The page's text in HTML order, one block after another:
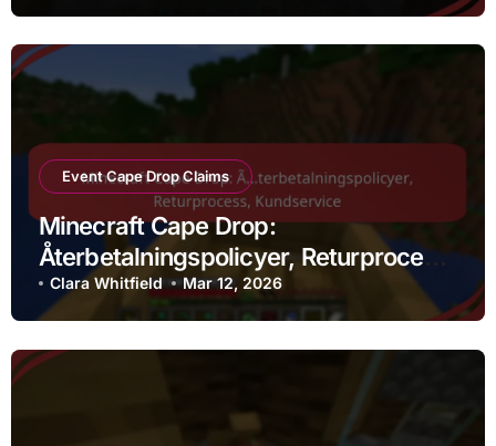
Event Cape Drop Claims
Minecraft Cape Drop:
Återbetalningspolicyer, Returprocess,
Kundservice
Clara Whitfield Mar 12, 2026